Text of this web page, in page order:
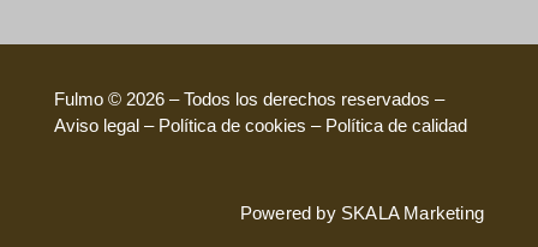
Fulmo © 2026 – Todos los derechos reservados –
Aviso legal – Política de cookies – Política de calidad
Powered by SKALA Marketing